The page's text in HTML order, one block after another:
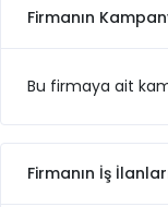
Firmanın
Bu firmaya ait
Firmanın İş